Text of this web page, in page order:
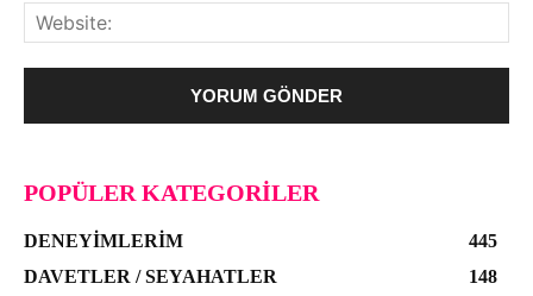
POPÜLER KATEGORILER
DENEYIMLERIM
445
DAVETLER / SEYAHATLER
148